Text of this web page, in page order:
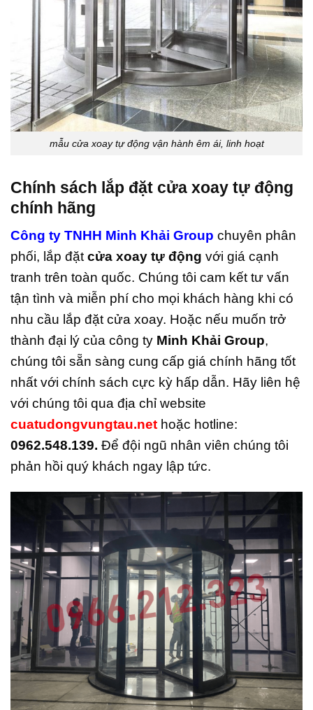
mẫu cửa xoay tự động vận hành êm ái, linh hoạt
Chính sách lắp đặt cửa xoay tự động
chính hãng
Công ty TNHH Minh Khải Group chuyên phân
phối, lắp đặt cửa xoay tự động với giá cạnh
tranh trên toàn quốc. Chúng tôi cam kết tư vấn
tận tình và miễn phí cho mọi khách hàng khi có
nhu cầu lắp đặt cửa xoay. Hoặc nếu muốn trở
thành đại lý của công ty Minh Khải Group,
chúng tôi sẵn sàng cung cấp giá chính hãng tốt
nhất với chính sách cực kỳ hấp dẫn. Hãy liên hệ
với chúng tôi qua địa chỉ website
cuatudongvungtau.net hoặc hotline:
0962.548.139. Để đội ngũ nhân viên chúng tôi
phản hồi quý khách ngay lập tức.